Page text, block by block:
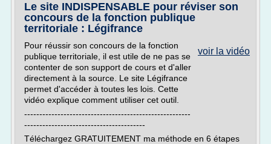
Le site INDISPENSABLE pour réviser son
concours de la fonction publique
territoriale : Légifrance
voir la vidéo
Pour réussir son concours de la fonction
publique territoriale, il est utile de ne pas se
contenter de son support de cours et d'aller
directement à la source. Le site Légifrance
permet d'accéder à toutes les lois. Cette
vidéo explique comment utiliser cet outil.
-------------------------------------------------------
----------------------------------------
Téléchargez GRATUITEMENT ma méthode en 6 étapes